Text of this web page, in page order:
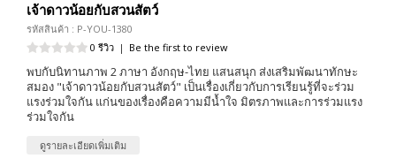
เจ้าดาวน้อยกับสวนสัตว์
รหัสสินค้า : P-YOU-1380
0 รีวิว | Be the first to review
พบกับนิทานภาพ 2 ภาษา อังกฤษ-ไทย แสนสนุก ส่งเสริมพัฒนาทักษะ
สมอง "เจ้าดาวน้อยกับสวนสัตว์" เป็นเรื่องเกี่ยวกับการเรียนรู้ที่จะร่วม
แรงร่วมใจกัน แก่นของเรื่องคือความมีน้ำใจ มิตรภาพและการร่วมแรง
ร่วมใจกัน
ดูรายละเอียดเพิ่มเติม